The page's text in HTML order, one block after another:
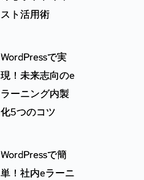
スト活用術
WordPressで実
現！未来志向のe
ラーニング内製
化5つのコツ
WordPressで簡
単！社内eラーニ